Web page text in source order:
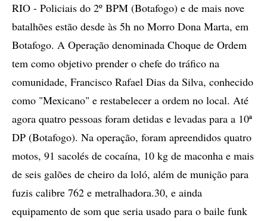
RIO - Policiais do 2º BPM (Botafogo) e de mais nove
batalhões estão desde às 5h no Morro Dona Marta, em
Botafogo. A Operação denominada Choque de Ordem
tem como objetivo prender o chefe do tráfico na
comunidade, Francisco Rafael Dias da Silva, conhecido
como "Mexicano" e restabelecer a ordem no local. Até
agora quatro pessoas foram detidas e levadas para a 10ª
DP (Botafogo). Na operação, foram apreendidos quatro
motos, 91 sacolés de cocaína, 10 kg de maconha e mais
de seis galões de cheiro da loló, além de munição para
fuzis calibre 762 e metralhadora.30, e ainda
equipamento de som que seria usado para o baile funk